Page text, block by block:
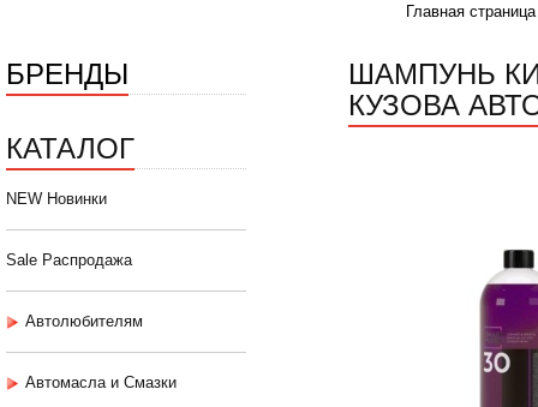
Главная страница
БРЕНДЫ
КАТАЛОГ
NEW Новинки
Sale Распродажа
Автолюбителям
Автомасла и Смазки
ШАМПУНЬ
КУЗОВА